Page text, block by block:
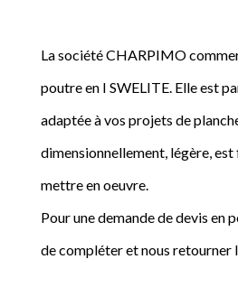
La société CHARPIMO
poutre en I SWELITE. Elle est
adaptée à vos projets de
dimensionnellement, légère, est
mettre en oeuvre.
Pour une demande de devis en
de compléter et nous retourner